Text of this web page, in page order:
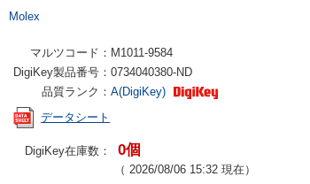
Molex
マルツコード： M1011-9584
DigiKey製品番号： 0734040380-ND
品質ランク： A(DigiKey)
データシート
DigiKey在庫数： 0個
（ 2026/08/06 15:32 現在）